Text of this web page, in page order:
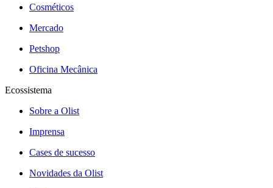
Cosméticos
Mercado
Petshop
Oficina Mecânica
Ecossistema
Sobre a Olist
Imprensa
Cases de sucesso
Novidades da Olist